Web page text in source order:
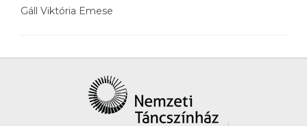
Gáll Viktória Emese